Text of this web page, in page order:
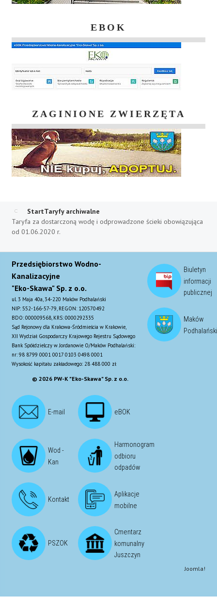
EBOK
ZAGINIONE ZWIERZĘTA
StartTaryfy archiwalne
Taryfa za dostarczoną wodę i odprowadzone ścieki obowiązująca
od 01.06.2020 r.
Przedsiębiorstwo Wodno-
Kanalizacyjne
"Eko-Skawa" Sp. z o.o.
ul. 3 Maja 40a, 34-220 Maków Podhalański
NIP: 552-166-57-79, REGON: 120570492
BDO: 000009568, KRS: 0000292335
Sąd Rejonowy dla Krakowa-Śródmieścia w Krakowie,
XII Wydział Gospodarczy Krajowego Rejestru Sądowego
Bank Spółdzielczy w Jordanowie O/Maków Podhalański:
nr: 98 8799 0001 0017 0103 0498 0001
Wysokość kapitału zakładowego: 28 488 000 zł
© 2026 PW-K "Eko-Skawa" Sp. z o.o.
Biuletyn
informacji
publicznej
Maków
Podhalański
E-mail eBOK
Wod -
Kan
Harmonogram
odbioru
odpadów
Kontakt
Aplikacje
mobilne
PSZOK
Cmentarz
komunalny
Juszczyn
Joomla!